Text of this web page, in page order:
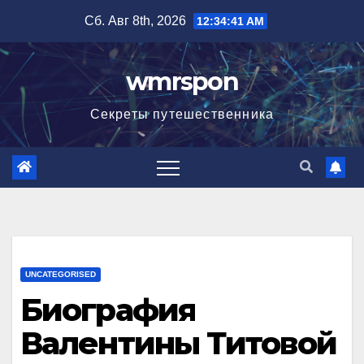
содержимому
Сб. Авг 8th, 2026 12:34:42 AM
wmrspon
Секреты путешественника
UNCATEGORISED
Биография
Валентины Титовой